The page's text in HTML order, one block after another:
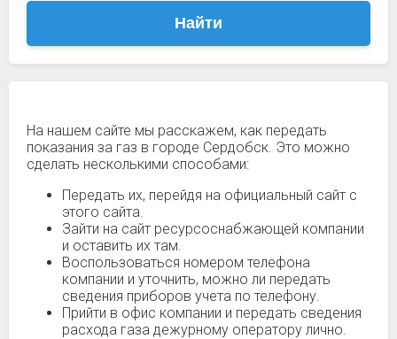
Найти
На нашем сайте мы расскажем, как передать
показания за газ в городе Сердобск. Это можно
сделать несколькими способами:
Передать их, перейдя на официальный сайт с
этого сайта.
Зайти на сайт ресурсоснабжающей компании
и оставить их там.
Воспользоваться номером телефона
компании и уточнить, можно ли передать
сведения приборов учета по телефону.
Прийти в офис компании и передать сведения
расхода газа дежурному оператору лично.